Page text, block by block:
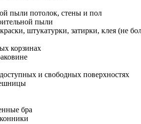
пыли потолок, стены и пол
пыли
штукатурки, затирки, клея (не
корзинах
и свободных поверхностях
бра